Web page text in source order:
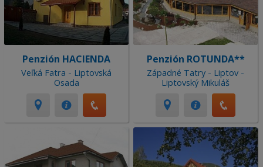
Penzión HACIENDA
Veľká Fatra - Liptovská
Osada
Penzión ROTUNDA**
Západné Tatry - Liptov -
Liptovský Mikuláš